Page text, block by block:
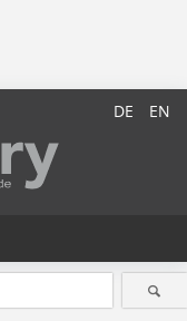
DE EN